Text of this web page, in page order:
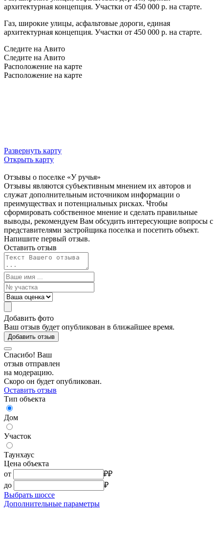
архитектурная концепция. Участки от 450 000 р. на старте.
Газ, широкие улицы, асфальтовые дороги, единая
архитектурная концепция. Участки от 450 000 р. на старте.
Следите на Авито
Следите на Авито
Расположение на карте
Расположение на карте
Развернуть карту
Открыть карту
Отзывы о поселке «Уручья»
Отзывы являются субъективным мнением их авторов и
служат дополнительным источником информации о
преимуществах и потенциальных рисках. Чтобы
сформировать собственное мнение и сделать правильные
выводы, рекомендуем Вам обсудить интересующие вопросы с
представителями застройщика поселка и посетить объект.
Напишите первый отзыв.
Оставить отзыв
Добавить фото
Ваш отзыв будет опубликован в ближайшее время.
Добавить отзыв
Спасибо! Ваш
отзыв отправлен
на модерацию.
Скоро он будет опубликован.
Оставить отзыв
Тип объекта
Дом
Участок
Таунхаус
Цена объекта
от
₽₽
до
₽
Выбрать шоссе
Дополнительные параметры